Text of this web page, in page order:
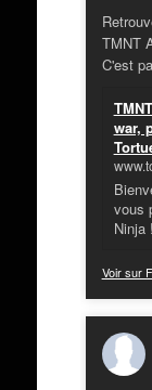
TMNT
C'est
war,
vous
Ninja !
Voir sur